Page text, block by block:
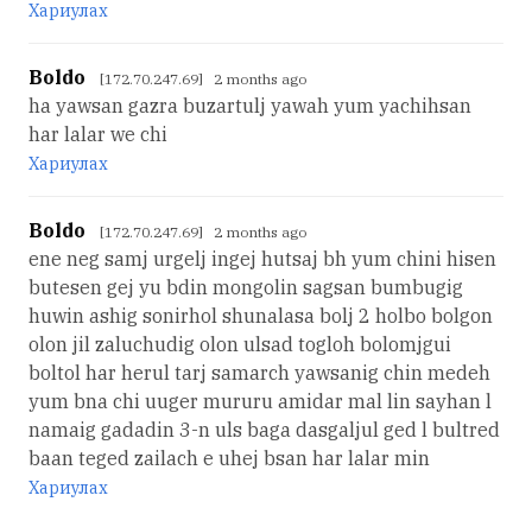
Хариулах
Boldo [172.70.247.69] 2 months ago
ha yawsan gazra buzartulj yawah yum yachihsan
har lalar we chi
Хариулах
Boldo [172.70.247.69] 2 months ago
ene neg samj urgelj ingej hutsaj bh yum chini hisen
butesen gej yu bdin mongolin sagsan bumbugig
huwin ashig sonirhol shunalasa bolj 2 holbo bolgon
olon jil zaluchudig olon ulsad togloh bolomjgui
boltol har herul tarj samarch yawsanig chin medeh
yum bna chi uuger mururu amidar mal lin sayhan l
namaig gadadin 3-n uls baga dasgaljul ged l bultred
baan teged zailach e uhej bsan har lalar min
Хариулах